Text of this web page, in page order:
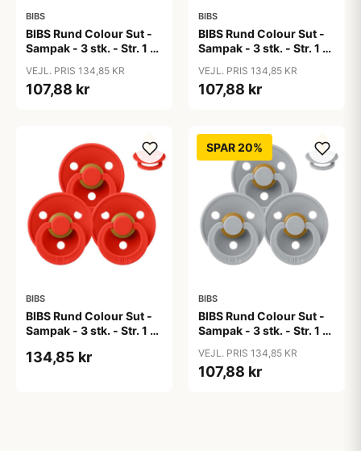
BIBS
BIBS Rund Colour Sut -
Sampak - 3 stk. - Str. 1 -
VEJL. PRIS 134,85 KR
107,88 kr
BIBS
BIBS Rund Colour Sut -
Sampak - 3 stk. - Str. 1 -
VEJL. PRIS 134,85 KR
107,88 kr
BIBS
BIBS Rund Colour Sut -
Sampak - 3 stk. - Str. 1 -
134,85 kr
SPAR 20%
BIBS
BIBS Rund Colour Sut -
Sampak - 3 stk. - Str. 1 -
VEJL. PRIS 134,85 KR
107,88 kr